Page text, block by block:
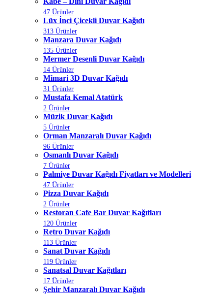
47 Ürünler
Lüx İnci Çicekli Duvar Kağıdı
313 Ürünler
Manzara Duvar Kağıdı
135 Ürünler
Mermer Desenli Duvar Kağıdı
14 Ürünler
Mimari 3D Duvar Kağıdı
31 Ürünler
Mustafa Kemal Atatürk
2 Ürünler
Müzik Duvar Kağıdı
5 Ürünler
Orman Manzaralı Duvar Kağıdı
96 Ürünler
Osmanlı Duvar Kağıdı
7 Ürünler
Palmiye Duvar Kağıdı Fiyatları ve Modelleri
47 Ürünler
Pizza Duvar Kağıdı
2 Ürünler
Restoran Cafe Bar Duvar Kağıtları
120 Ürünler
Retro Duvar Kağıdı
113 Ürünler
Sanat Duvar Kağıdı
119 Ürünler
Sanatsal Duvar Kağıtları
17 Ürünler
Şehir Manzaralı Duvar Kağıdı